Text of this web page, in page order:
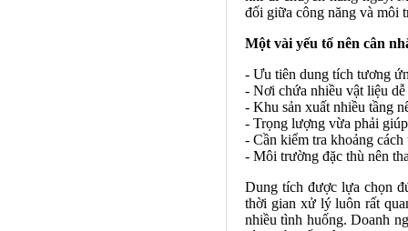
đối giữa công năng và môi
Một vài yếu tố nên cân
- Ưu tiên dung tích tương
- Nơi chứa nhiều vật liệu
- Khu sản xuất nhiều tầng
- Trọng lượng vừa phải
- Cần kiểm tra khoảng
- Môi trường đặc thù nên
Dung tích được lựa chọn
thời gian xử lý luôn rất
nhiều tình huống. Doanh